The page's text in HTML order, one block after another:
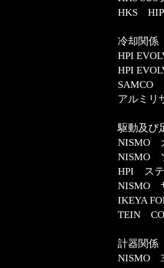
HKS
冷却関係
HPI
HPI
SAMCO
アルミリ
駆動及び
NISMO
NISMO
HPI ステ
NISMO
IKEYA
TEIN
計器関係
NISMO